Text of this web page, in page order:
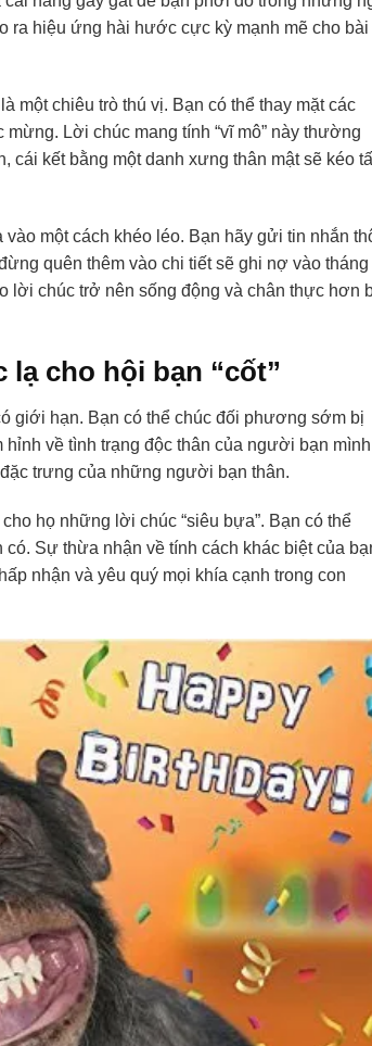
ra hiệu ứng hài hước cực kỳ mạnh mẽ cho bài
một chiêu trò thú vị. Bạn có thể thay mặt các
Lời chúc mang tính “vĩ mô” này thường
cái kết bằng một danh xưng thân mật sẽ kéo
một cách khéo léo. Bạn hãy gửi tin nhắn
quên thêm vào chi tiết sẽ ghi nợ vào tháng
lời chúc trở nên sống động và chân thực hơn
cho hội bạn “cốt”
giới hạn. Bạn có thể chúc đối phương sớm bị
về tình trạng độc thân của người bạn
trưng của những người bạn thân.
họ những lời chúc “siêu bựa”. Bạn có thể
có. Sự thừa nhận về tính cách khác biệt của
nhận và yêu quý mọi khía cạnh trong con